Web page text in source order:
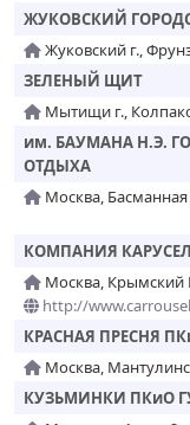
ЖУКОВСКИЙ
Жуковский г.,
ЗЕЛЕНЫЙ ЩИТ
Мытищи г.,
им. БАУМАНА Н.Э.
ОТДЫХА
Москва, Басманная
КОМПАНИЯ
Москва, Крымский
http://
КРАСНАЯ ПРЕСНЯ
Москва,
КУЗЬМИНКИ ПКиО